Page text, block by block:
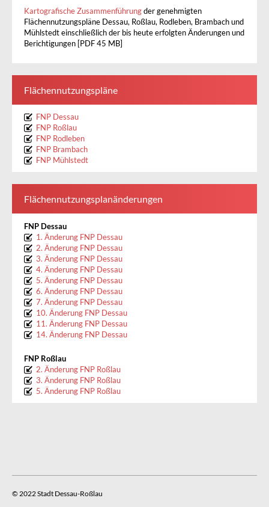
Kartografische Zusammenführung der genehmigten
Flächennutzungspläne Dessau, Roßlau, Rodleben, Brambach und
Mühlstedt einschließlich der bis heute erfolgten Änderungen und
Berichtigungen [PDF 45 MB]
Flächennutzungspläne
FNP Dessau
FNP Roßlau
FNP Rodleben
FNP Brambach
FNP Mühlstedt
Flächennutzungsplanänderungen
FNP Dessau
1. Änderung FNP Dessau
2. Änderung FNP Dessau
3. Änderung FNP Dessau
4. Änderung FNP Dessau
5. Änderung FNP Dessau
6. Änderung FNP Dessau
7. Änderung FNP Dessau
10. Änderung FNP Dessau
11. Änderung FNP Dessau
14. Änderung FNP Dessau
FNP Roßlau
2. Änderung FNP Roßlau
3. Änderung FNP Roßlau
5. Änderung FNP Roßlau
© 2022 Stadt Dessau-Roßlau